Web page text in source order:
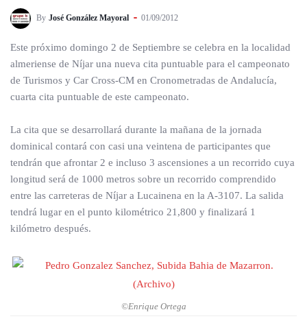
By José González Mayoral 01/09/2012
Este próximo domingo 2 de Septiembre se celebra en la localidad
almeriense de Níjar una nueva cita puntuable para el campeonato
de Turismos y Car Cross-CM en Cronometradas de Andalucía,
cuarta cita puntuable de este campeonato.
La cita que se desarrollará durante la mañana de la jornada
dominical contará con casi una veintena de participantes que
tendrán que afrontar 2 e incluso 3 ascensiones a un recorrido cuya
longitud será de 1000 metros sobre un recorrido comprendido
entre las carreteras de Níjar a Lucainena en la A-3107. La salida
tendrá lugar en el punto kilométrico 21,800 y finalizará 1
kilómetro después.
©Enrique Ortega